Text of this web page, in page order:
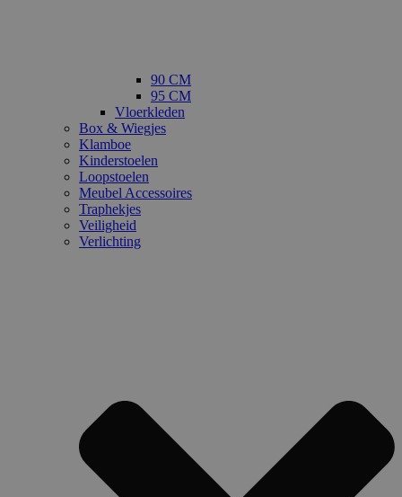
90 CM
95 CM
Vloerkleden
Box & Wiegjes
Klamboe
Kinderstoelen
Loopstoelen
Meubel Accessoires
Traphekjes
Veiligheid
Verlichting